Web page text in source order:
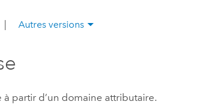
Tous les récits
Autres versions
à partir d’un domaine attributaire.